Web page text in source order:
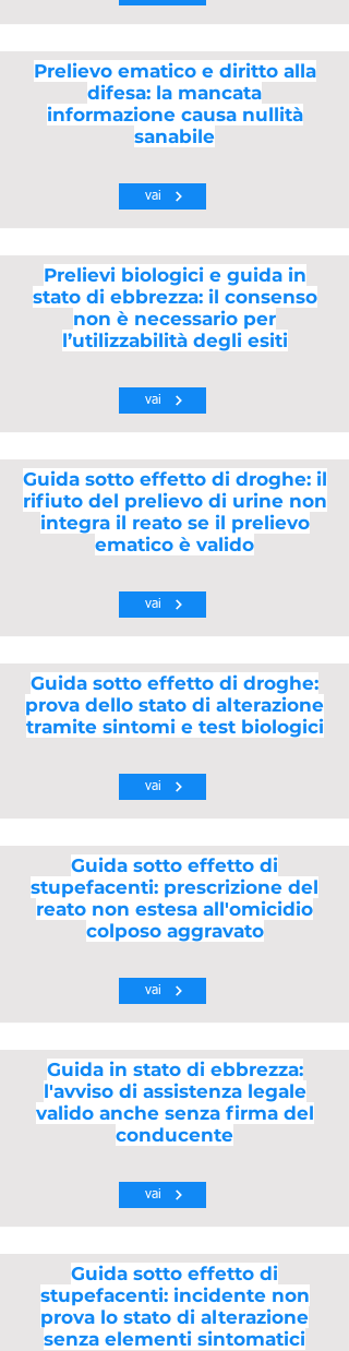
Prelievo ematico e diritto alla
difesa: la mancata
informazione causa nullità
sanabile
vai
Prelievi biologici e guida in
stato di ebbrezza: il consenso
non è necessario per
l’utilizzabilità degli esiti
vai
Guida sotto effetto di droghe: il
rifiuto del prelievo di urine non
integra il reato se il prelievo
ematico è valido
vai
Guida sotto effetto di droghe:
prova dello stato di alterazione
tramite sintomi e test biologici
vai
Guida sotto effetto di
stupefacenti: prescrizione del
reato non estesa all'omicidio
colposo aggravato
vai
Guida in stato di ebbrezza:
l'avviso di assistenza legale
valido anche senza firma del
conducente
vai
Guida sotto effetto di
stupefacenti: incidente non
prova lo stato di alterazione
senza elementi sintomatici